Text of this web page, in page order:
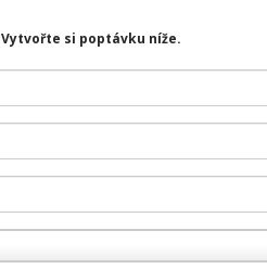
Vytvořte si poptávku níže.